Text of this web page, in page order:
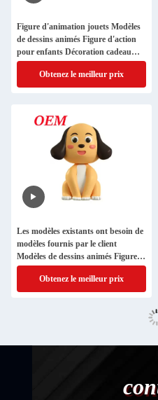
Figure d'animation jouets Modèles
de dessins animés Figure d'action
pour enfants Décoration cadeau
Matériau PVC
Obtenez le meilleur prix
Les modèles existants ont besoin de
modèles fournis par le client
Modèles de dessins animés Figure
d'action pour les enfants Cadeau
Obtenez le meilleur prix